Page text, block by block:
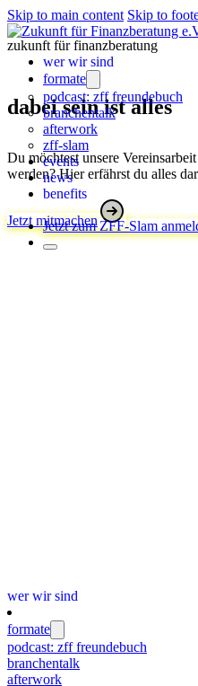
Skip to main content Skip to
wer wir sind
formate
podcast: zff freundebuch
branchentalk
afterwork
zff-slam
events
news
benefits
Jetzt zum ZFF-Slam
wer wir sind
formate
podcast: zff freundebuch
branchentalk
afterwork
dabei sein ist alles
zukunft für finanzberatung
Du möchtest unsere
werden? Hier erfährst du alles
Jetzt mitmachen